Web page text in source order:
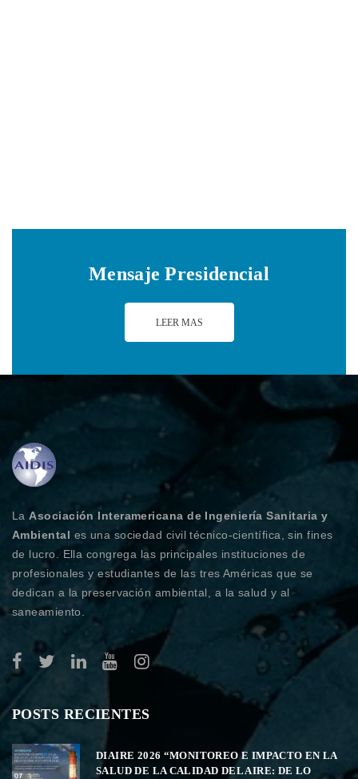
Mensaje Presidencial
LEER MAS
LaAsociación Interamericana de Ingeniería Sanitaria y
Ambiental es una sociedad civil técnico-científica, sin fines
de lucro. Ella congrega las principales instituciones de
profesionales y estudiantes de las tres Américas que se
dedican a la preservación ambiental, a la salud y al
saneamiento.
POSTS RECIENTES
DIAIRE 2026 “MONITOREO E IMPACTO EN LA
SALUD DE LA CALIDAD DEL AIRE: DE LO